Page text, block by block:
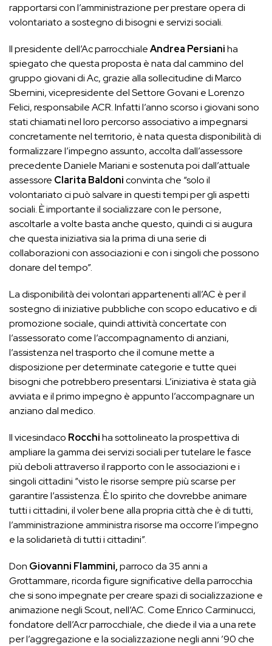
rapportarsi con l’amministrazione per prestare opera di
volontariato a sostegno di bisogni e servizi sociali.
Il presidente dell’Ac parrocchialeAndrea Persianiha
spiegato che questa proposta è nata dal cammino del
gruppo giovani di Ac, grazie alla sollecitudine di Marco
Sbernini, vicepresidente del Settore Govani e Lorenzo
Felici, responsabile ACR. Infatti l’anno scorso i giovani sono
stati chiamati nel loro percorso associativo a impegnarsi
concretamente nel territorio, è nata questa disponibilità di
formalizzare l’impegno assunto, accolta dall’assessore
precedente Daniele Mariani e sostenuta poi dall’attuale
assessore Clarita Baldoniconvinta che “solo il
volontariato ci può salvare in questi tempi per gli aspetti
sociali. È importante il socializzare con le persone,
ascoltarle a volte basta anche questo, quindi ci si augura
che questa iniziativa sia la prima di una serie di
collaborazioni con associazioni e con i singoli che possono
donare del tempo”.
La disponibilità dei volontari appartenenti all’AC è per il
sostegno di iniziative pubbliche con scopo educativo e di
promozione sociale, quindi attività concertate con
l’assessorato come l’accompagnamento di anziani,
l’assistenza nel trasporto che il comune mette a
disposizione per determinate categorie e tutte quei
bisogni che potrebbero presentarsi. L’iniziativa è stata già
avviata e il primo impegno è appunto l’accompagnare un
anziano dal medico.
Il vicesindaco Rocchiha sottolineato la prospettiva di
ampliare la gamma dei servizi sociali per tutelare le fasce
più deboli attraverso il rapporto con le associazioni e i
singoli cittadini “visto le risorse sempre più scarse per
garantire l’assistenza. È lo spirito che dovrebbe animare
tutti i cittadini, il voler bene alla propria città che è di tutti,
l’amministrazione amministra risorse ma occorre l’impegno
e la solidarietà di tutti i cittadini”.
Don Giovanni Flammini,parroco da 35 anni a
Grottammare, ricorda figure significative della parrocchia
che si sono impegnate per creare spazi di socializzazione e
animazione negli Scout, nell’AC. Come Enrico Carminucci,
fondatore dell’Acr parrocchiale, che diede il via a una rete
per l’aggregazione e la socializzazione negli anni ’90 che